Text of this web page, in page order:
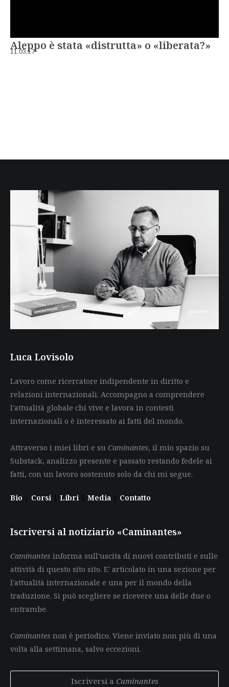
Aleppo è stata «distrutta» o «liberata?»
11.03.17
Luca Lovisolo
Lavoro come ricercatore indipendente in diritto e
relazioni internazionali. Accompagno a comprendere
l'attualità globale chi vive e lavora in contesti
internazionali o è interessato ai fatti del mondo.
Attraverso i miei libri e su Caminantes, il mio spazio su
Substack, analizzo presente e passato restando fedele ai
fatti, con un lavoro sostenuto solo da chi mi segue.
Bio | Corsi | Libri | Media | Contatto
Iscriversi al notiziario «Caminantes»
Caminantes informa sull'uscita di nuovi contributi e sulle
attività di questo sito sito. E' articolato in una sezione per
l'attualità internazionale e una per il mondo della
traduzione. Si può scegliere se ricevere una delle due o
entrambe.
Caminantes non è periodico. Viene inviato non più di una
volta alla settimana, salvo eccezioni.
Iscriversi a Caminantes